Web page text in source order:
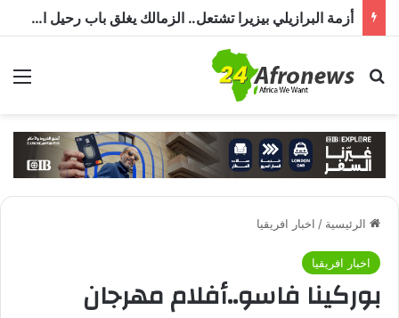
مصر وتشاد تعززان التعاون في النقل والصحة والتعليم والاستثمار خلال الدورة الرابعة للجنة المشتركة
بحث عن
الرئيسية / اخبار افريقيا
اخبار افريقيا
بوركينا فاسو..أفلام مهرجان